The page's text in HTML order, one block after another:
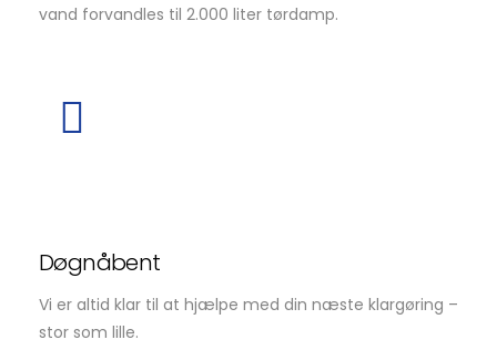
vand forvandles til 2.000 liter tørdamp.
Døgnåbent
Vi er altid klar til at hjælpe med din næste klargøring –
stor som lille.